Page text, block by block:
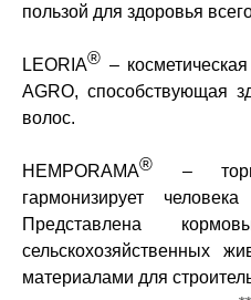
пользой для здоровья
LEORIA® –
AGRO, способствующая
волос.
HEMPORAMA® –
гармонизирует
Представлена
сельскохозяйственных
материалами для